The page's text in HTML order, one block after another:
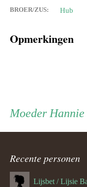
BROER/ZUS: Hub
Opmerkingen
ouder
MoederMoeder
Hannie
Recente personen